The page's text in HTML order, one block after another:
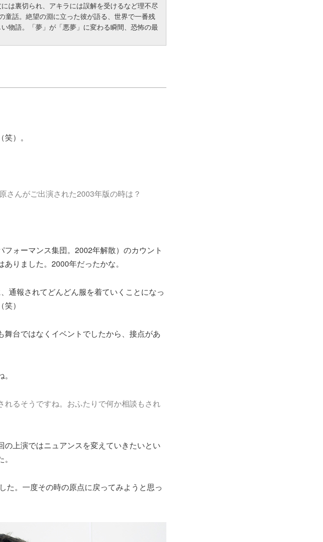
は裏切られ、アキラには誤解を受けるなど理不尽
童話。絶望の淵に立った彼が語る、世界で一番残
物語。「夢」が「悪夢」に変わる瞬間、恐怖の最
）。
んがご出演された2003年版の時は？
ォーマンス集団。2002年解散）のカウント
りました。2000年だったかな。
通報されてどんどん服を着ていくことになっ
）
台ではなくイベントでしたから、接点があ
るそうですね。おふたりで何か相談もされ
上演ではニュアンスを変えていきたいとい
。一度その時の原点に戻ってみようと思っ